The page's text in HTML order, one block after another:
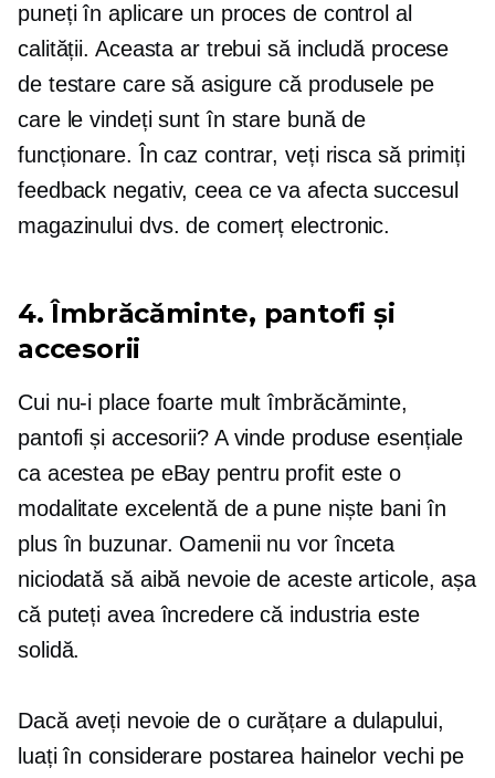
puneți în aplicare un proces de control al
calității. Aceasta ar trebui să includă procese
de testare care să asigure că produsele pe
care le vindeți sunt în stare bună de
funcționare. În caz contrar, veți risca să primiți
feedback negativ, ceea ce va afecta succesul
magazinului dvs. de comerț electronic.
4. Îmbrăcăminte, pantofi și
accesorii
Cui nu-i place foarte mult îmbrăcăminte,
pantofi și accesorii? A vinde produse esențiale
ca acestea pe eBay pentru profit este o
modalitate excelentă de a pune niște bani în
plus în buzunar. Oamenii nu vor înceta
niciodată să aibă nevoie de aceste articole, așa
că puteți avea încredere că industria este
solidă.
Dacă aveți nevoie de o curățare a dulapului,
luați în considerare postarea hainelor vechi pe